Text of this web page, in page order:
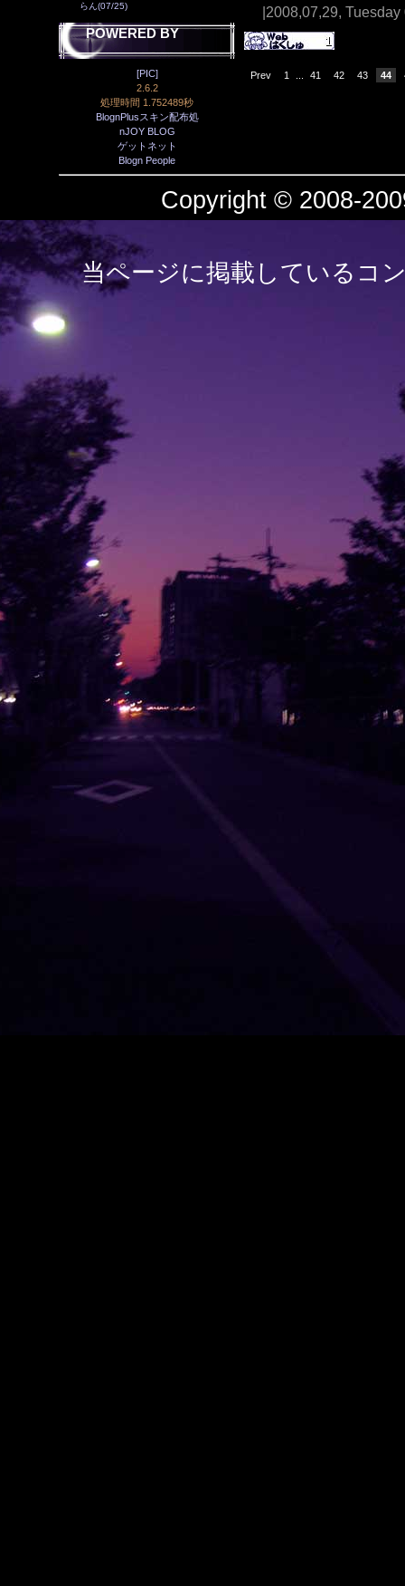
らん(07/25)
POWERED BY
[PIC]
2.6.2
処理時間 1.752489秒
BlognPlusスキン配布処
nJOY BLOG
ゲットネット
Blogn People
|2008,07,29,
Prev 1 41 42 43 44
Copyright © 2008-
当ページに掲載しているコ